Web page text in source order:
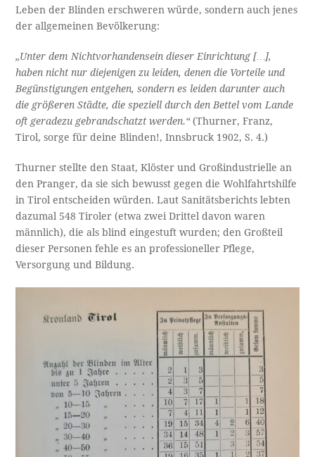
Leben der Blinden erschweren würde, sondern auch jenes
der allgemeinen Bevölkerung:
„Unter dem Nichtvorhandensein dieser Einrichtung […],
haben nicht nur diejenigen zu leiden, denen die Vorteile und
Begünstigungen entgehen, sondern es leiden darunter auch
die größeren Städte, die speziell durch den Bettel vom Lande
oft geradezu gebrandschatzt werden.“(Thurner, Franz,
Tirol, sorge für deine Blinden!, Innsbruck 1902, S. 4.)
Thurner stellte den Staat, Klöster und Großindustrielle an
den Pranger, da sie sich bewusst gegen die Wohlfahrtshilfe
in Tirol entscheiden würden. Laut Sanitätsberichts lebten
dazumal 548 Tiroler (etwa zwei Drittel davon waren
männlich), die als blind eingestuft wurden; den Großteil
dieser Personen fehle es an professioneller Pflege,
Versorgung und Bildung.